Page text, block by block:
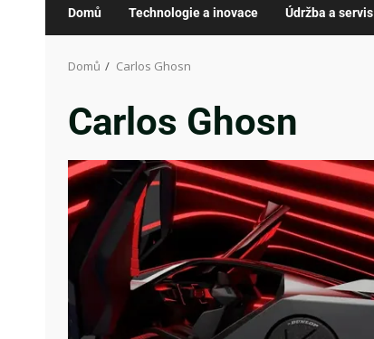
Domů Technologie a inovace Údržba a servis
Domů Carlos Ghosn
Carlos Ghosn